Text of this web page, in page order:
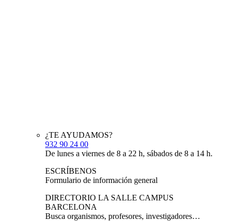
¿TE AYUDAMOS?
932 90 24 00
De lunes a viernes de 8 a 22 h, sábados de 8 a 14 h.
ESCRÍBENOS
Formulario de información general
DIRECTORIO LA SALLE CAMPUS
BARCELONA
Busca organismos, profesores, investigadores…